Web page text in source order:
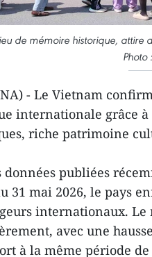
de mémoire historique,
Photo
- Le Vietnam
internationale grâce
riche patrimoine
données publiées
31 mai 2026, le pays
internationaux.
avec une
à la même période